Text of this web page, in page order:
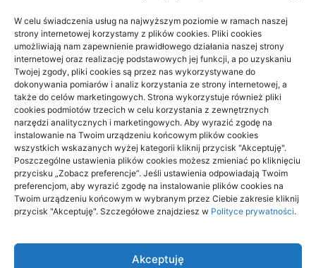
W celu świadczenia usług na najwyższym poziomie w ramach naszej
strony internetowej korzystamy z plików cookies. Pliki cookies
umożliwiają nam zapewnienie prawidłowego działania naszej strony
internetowej oraz realizację podstawowych jej funkcji, a po uzyskaniu
Twojej zgody, pliki cookies są przez nas wykorzystywane do
dokonywania pomiarów i analiz korzystania ze strony internetowej, a
także do celów marketingowych. Strona wykorzystuje również pliki
cookies podmiotów trzecich w celu korzystania z zewnętrznych
narzędzi analitycznych i marketingowych. Aby wyrazić zgodę na
instalowanie na Twoim urządzeniu końcowym plików cookies
wszystkich wskazanych wyżej kategorii kliknij przycisk "Akceptuję".
Poszczególne ustawienia plików cookies możesz zmieniać po kliknięciu
przycisku „Zobacz preferencje”. Jeśli ustawienia odpowiadają Twoim
preferencjom, aby wyrazić zgodę na instalowanie plików cookies na
Twoim urządzeniu końcowym w wybranym przez Ciebie zakresie kliknij
przycisk "Akceptuję". Szczegółowe znajdziesz w Polityce prywatności.
Akceptuję
Beskid Śląski: widokowe szlaki na 1
dzień — wybór trasy
18/06/2026